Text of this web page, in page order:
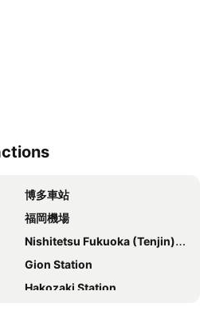
博多車站
福岡機場
Nishitetsu Fukuoka (Tenjin) Station
Gion Station
Hakozaki Station